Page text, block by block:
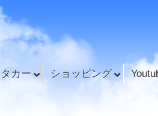
カー ショッピング